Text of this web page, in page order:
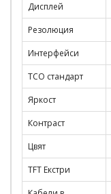
Дисплей
Резолюция
Интерфейси
TCO стандарт
Яркост
Контраст
Цвят
TFT Екстри